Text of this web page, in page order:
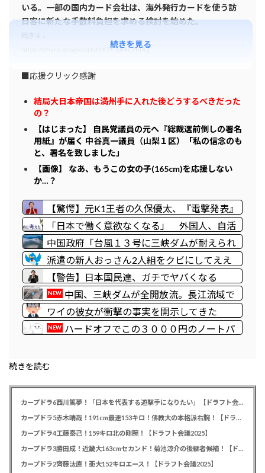
いる。一部の国内カード会社は、海外発行カードを使う訪
日客に新たな手数料負担を求める検討を始めた。
続きは↓
https://share.google/orNfMfZCq84cZhiAg
■応援クリック感謝
結局大日本帝国は満州手に入れた後どうするべきだった
の？
【はじまった】 自民党議員の元へ『総裁選前倒しの署名
用紙』が届く 中谷真一議員（山梨１区）「私の信念のも
と、署名を致しました」
【画像】 なあ、もうこの女の子(165cm)を応援しない
か…？
【驚愕】元K1王者の久保優太、『電撃発表』
キタァアアアアアーーーーーー！！
「日本で働く意欲なくなる」 外国人、自活
できても新要件「届かない」…永住許可厳格
化で「日本離れ」か
中国政府「台風１３号に三峡ダムが耐えられ
ない！全開放流しろ！」⇒ 下流域の街が壊滅
状態ｗｗｗｗｗ
派遣の新人おっさん2人組をクビにしてええ
んか？
【警告】日本国民達、ガチでヤバくなる
ぞ・・・・・・
NEW 中国、三峡ダムが全開放流。長江流域で
深刻な洪水被害
ワイの彼女が衝撃の事実を開示してきた
NEW ハードオフでこの３０００円のノートパ
続きを読む
続きを見る
カープドラ6西川篤夢！「日本を代表する遊撃手になりたい」【ドラフト会議2025】
カープドラ5赤木晴哉！191cm最速153キロ！佛教大の本格派右腕！【ドラフト会議2025】
カープドラ4工藤泰己！159キロ北の剛腕！【ドラフト会議2025】
カープドラ3勝田成！近畿大163cmセカンド！菊池涼介の後継者候補！【ドラフト会議2025】
カープドラ2齊藤汰直！亜大152キロエース！【ドラフト会議2025】